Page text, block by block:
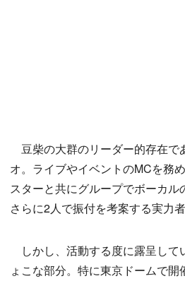
豆柴の大群のリーダー的存在で
オ。ライブやイベントのMCを務
スターと共にグループでボーカル
さらに2人で振付を考案する実力者
しかし、活動する度に露呈して
ょこな部分。特に東京ドームで開